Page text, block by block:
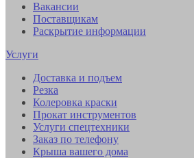
Вакансии
Поставщикам
Раскрытие информации
Услуги
Доставка и подъем
Резка
Колеровка краски
Прокат инструментов
Услуги спецтехники
Заказ по телефону
Крыша вашего дома